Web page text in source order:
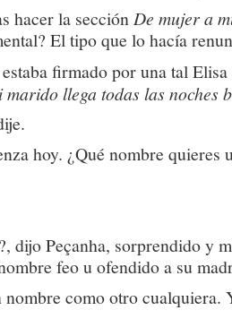
hacer la sección De mujer a
El tipo que lo hacía
estaba firmado por una tal
marido llega todas las
hoy. ¿Qué nombre quieres
dijo Peçanha, sorprendido y
feo u ofendido a su
nombre como otro cualquiera.